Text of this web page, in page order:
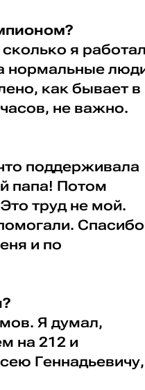
я
нормальные
как бывает в
не важно.
поддерживала
папа! Потом
труд не мой.
Спасибо
и по
Я думал,
на 212 и
Геннадьевичу,